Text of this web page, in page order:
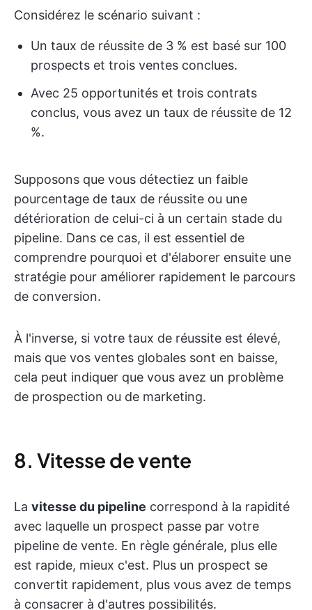
Considérez le scénario suivant :
Un taux de réussite de 3 % est basé sur 100
prospects et trois ventes conclues.
Avec 25 opportunités et trois contrats
conclus, vous avez un taux de réussite de 12
%.
Supposons que vous détectiez un faible
pourcentage de taux de réussite ou une
détérioration de celui-ci à un certain stade du
pipeline. Dans ce cas, il est essentiel de
comprendre pourquoi et d'élaborer ensuite une
stratégie pour améliorer rapidement le parcours
de conversion.
À l'inverse, si votre taux de réussite est élevé,
mais que vos ventes globales sont en baisse,
cela peut indiquer que vous avez un problème
de prospection ou de marketing.
8. Vitesse de vente
La vitesse du pipeline correspond à la rapidité
avec laquelle un prospect passe par votre
pipeline de vente. En règle générale, plus elle
est rapide, mieux c'est. Plus un prospect se
convertit rapidement, plus vous avez de temps
à consacrer à d'autres possibilités.